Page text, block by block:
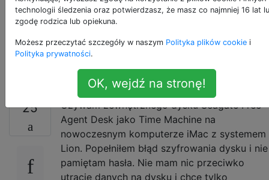
Encrypted). Chcesz
go sformatować
25
Używam zewnętrznego dysku Seagate Free
Agent Desk jako Time Machine na
nowoczesnym komputerze iMac z systemem
Lion. Popełniłem błąd szyfrowania dysku i nie
pamiętam hasła. Nie mam nic przeciwko
utracie danych na dysku i chcę tylko
technologii śledzenia oraz potwierdzasz, że masz co najmniej 16 lat
zgodę rodzica lub opiekuna.
Możesz przeczytać szczegóły w naszym Polityka plików cookie i
Polityka prywatności.
OK, wejdź na stronę!